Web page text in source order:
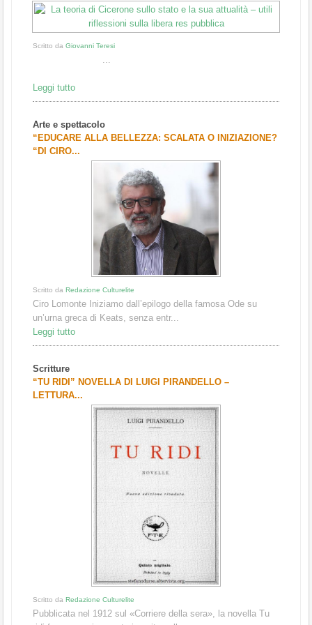
Scritto da Giovanni Teresi
...
Leggi tutto
Arte e spettacolo
“EDUCARE ALLA BELLEZZA: SCALATA O INIZIAZIONE?
“DI CIRO...
Scritto da Redazione Culturelite
Ciro Lomonte Iniziamo dall’epilogo della famosa Ode su
un’urna greca di Keats, senza entr...
Leggi tutto
Scritture
“TU RIDI” NOVELLA DI LUIGI PIRANDELLO –
LETTURA...
Scritto da Redazione Culturelite
Pubblicata nel 1912 sul «Corriere della sera», la novella Tu